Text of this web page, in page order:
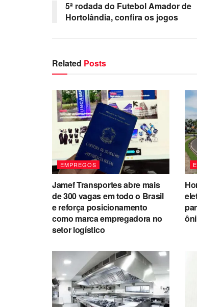
5ª rodada do Futebol Amador de
Hortolândia, confira os jogos
Related Posts
EMPREGOS
Jamef Transportes abre mais
de 300 vagas em todo o Brasil
e reforça posicionamento
como marca empregadora no
setor logístico